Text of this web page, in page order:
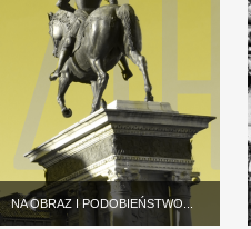
NA OBRAZ I PODOBIEŃSTWO...